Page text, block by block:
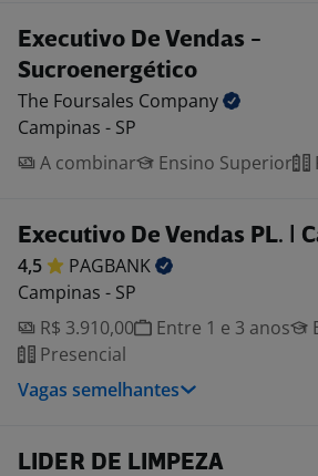
Executivo De Vendas -
Sucroenergético
The Foursales Company
Campinas - SP
A combinar
Ensino Superior
Executivo De Vendas PL. |
4,5
PAGBANK
Campinas - SP
R$ 3.910,00
Entre 1 e 3 anos
Presencial
Vagas semelhantes
LIDER DE LIMPEZA